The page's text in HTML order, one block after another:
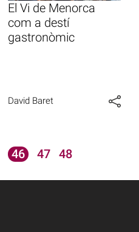
El Vi de Menorca
com a destí
gastronòmic
David Baret
46 47 48